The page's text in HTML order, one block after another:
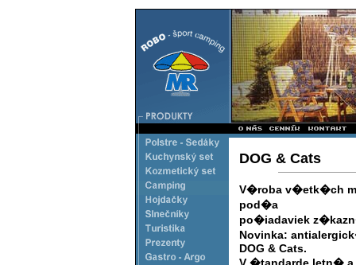
DOG & Cats
V�roba v�etk�ch
pod�a
po�iadaviek
Novinka:
DOG & Cats.
V �tandarde letn�